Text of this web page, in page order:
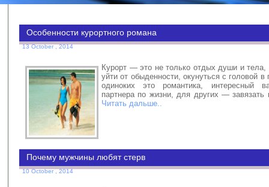
Особенности курортного романа
13 October , 2014
Курорт — это не только отдых души и тела,
уйти от обыденности, окунуться с головой
одиноких это романтика, интересный
партнера по жизни, для других — завязать
Читать дальше..
Почему мужчины любят стерв
10 October , 2014